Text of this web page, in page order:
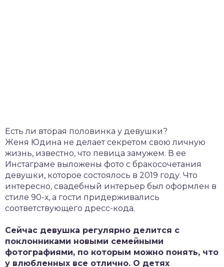
Есть ли вторая половинка у девушки?
Женя Юдина не делает секретом свою личную
жизнь, известно, что певица замужем. В ее
Инстаграме выложены фото с бракосочетания
девушки, которое состоялось в 2019 году. Что
интересно, свадебный интерьер был оформлен в
стиле 90-х, а гости придерживались
соответствующего дресс-кода.
Сейчас девушка регулярно делится с
поклонниками новыми семейными
фотографиями, по которым можно понять, что
у влюбленных все отлично. О детях